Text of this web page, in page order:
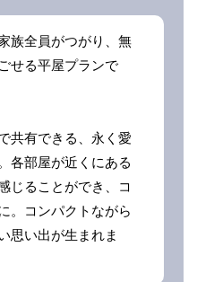
族全員がつがり、無
せる平屋プランで
共有できる、永く愛
各部屋が近くにある
じることができ、コ
。コンパクトながら
思い出が生まれま